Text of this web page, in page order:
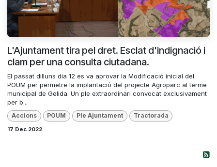
L'Ajuntament tira pel dret. Esclat d'indignació i
clam per una consulta ciutadana.
El passat dilluns dia 12 es va aprovar la Modificació inicial del
POUM per permetre la implantació del projecte Agroparc al terme
municipal de Gelida. Un ple extraordinari convocat exclusivament
per b...
Accions POUM Ple Ajuntament Tractorada
17 Dec 2022